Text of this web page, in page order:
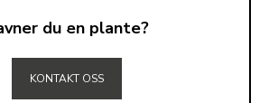
du en plante?
KONTAKT OSS